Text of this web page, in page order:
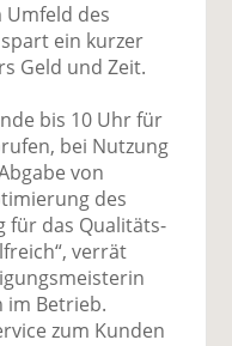
des
ein kurzer
Geld und Zeit.
bis 10 Uhr für
bei Nutzung
von
des
für das Qualitäts-
verrät
Betrieb.
zum Kunden